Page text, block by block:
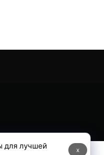
x
для лучшей